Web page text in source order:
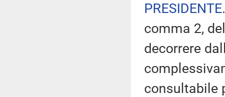
PRESIDENTE
comma 2,
decorrere
consultabile